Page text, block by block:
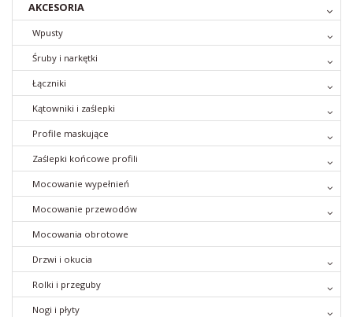
AKCESORIA
Wpusty
Śruby i narkętki
Łączniki
Kątowniki i zaślepki
Profile maskujące
Zaślepki końcowe profili
Mocowanie wypełnień
Mocowanie przewodów
Mocowania obrotowe
Drzwi i okucia
Rolki i przeguby
Nogi i płyty